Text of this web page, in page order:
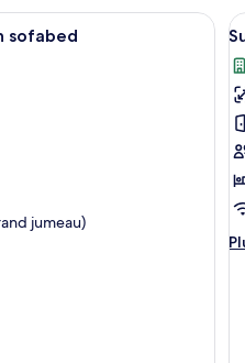
lits
Une chambre d’hôtel comprenant
sofabed
jumeau)